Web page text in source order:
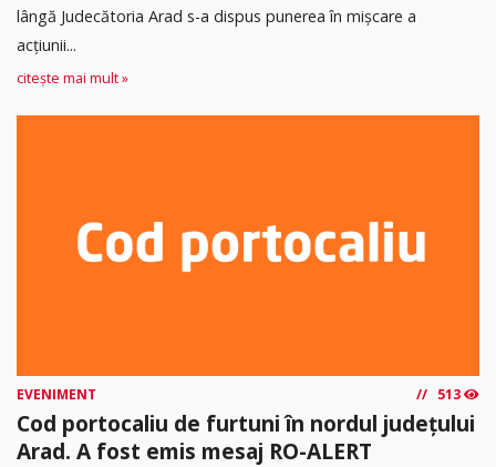
lângă Judecătoria Arad s-a dispus punerea în mişcare a
acţiunii...
citește mai mult »
EVENIMENT 513
Cod portocaliu de furtuni în nordul județului
Arad. A fost emis mesaj RO-ALERT